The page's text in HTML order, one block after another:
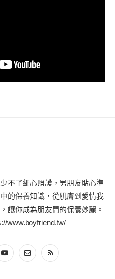
不了細心照護，男朋友貼心準
的保養知識，從肌膚到愛情我
讓你成為朋友間的保養妙麗。
www.boyfriend.tw/